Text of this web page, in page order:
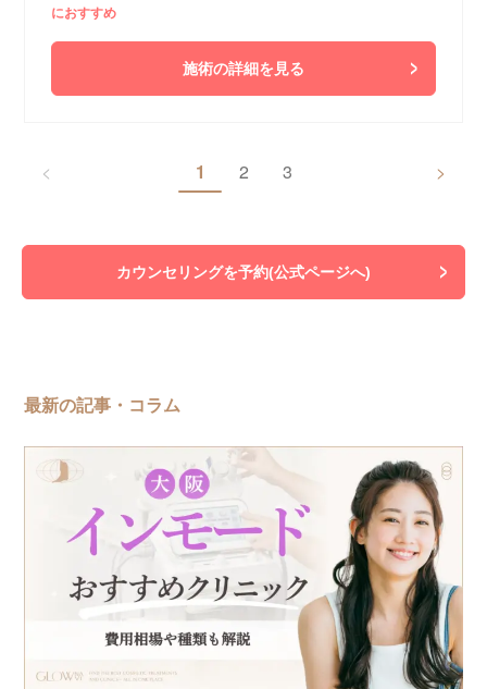
におすすめ
施術の詳細を見る
< 1 2 3 >
カウンセリングを予約(公式ページへ)
最新の記事・コラム